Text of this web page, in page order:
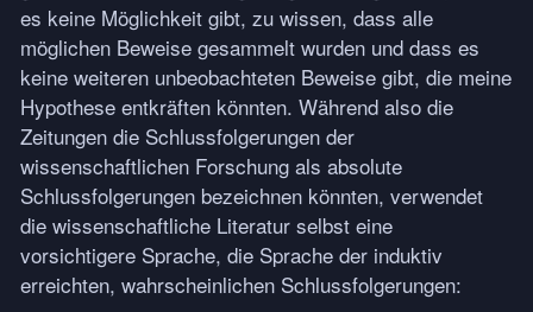
es keine Möglichkeit gibt, zu wissen, dass alle
möglichen Beweise gesammelt wurden und dass es
keine weiteren unbeobachteten Beweise gibt, die meine
Hypothese entkräften könnten. Während also die
Zeitungen die Schlussfolgerungen der
wissenschaftlichen Forschung als absolute
Schlussfolgerungen bezeichnen könnten, verwendet
die wissenschaftliche Literatur selbst eine
vorsichtigere Sprache, die Sprache der induktiv
erreichten, wahrscheinlichen Schlussfolgerungen: